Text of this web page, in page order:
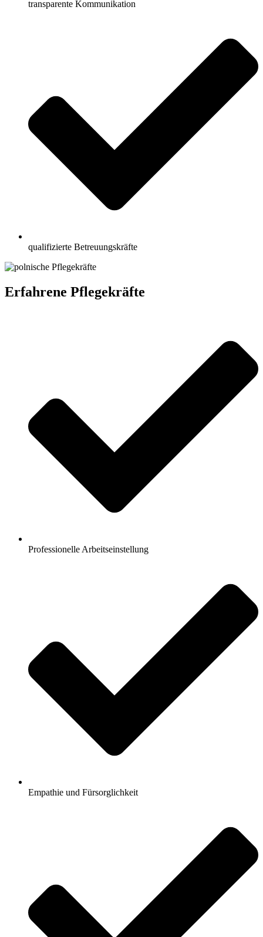
transparente Kommunikation
qualifizierte Betreuungskräfte
Erfahrene Pflegekräfte
Professionelle Arbeitseinstellung
Empathie und Fürsorglichkeit